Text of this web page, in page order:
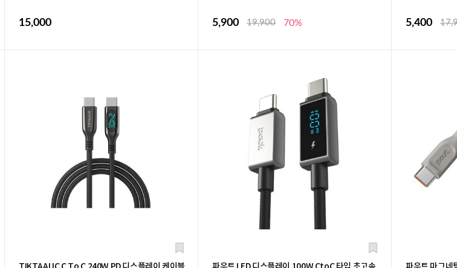
15,000 5,900 19,900 70% 5,400